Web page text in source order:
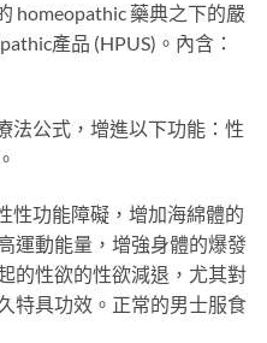
homeopathic 藥典之下的嚴
產品 (HPUS)。內含：
法公式，增進以下功能：性
性功能障礙，增加海綿體的
運動能量，增強身體的爆發
的性欲的性欲減退，尤其對
特具功效。正常的男士服食